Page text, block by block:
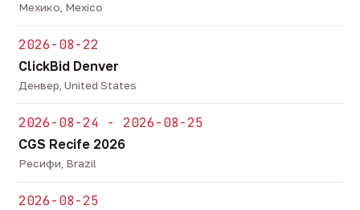
Мехико, Mexico
2026-08-22
ClickBid Denver
Денвер, United States
2026-08-24 - 2026-08-25
CGS Recife 2026
Ресифи, Brazil
2026-08-25